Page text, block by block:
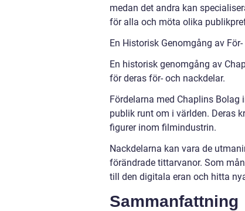
medan det andra kan
för alla och möta olika
En Historisk Genomgång av
En historisk genomgång av
för deras för- och nackdelar.
Fördelarna med Chaplins
publik runt om i världen. Deras
figurer inom filmindustrin.
Nackdelarna kan vara de
förändrade tittarvanor. Som
till den digitala eran och hitta
Sammanfattning